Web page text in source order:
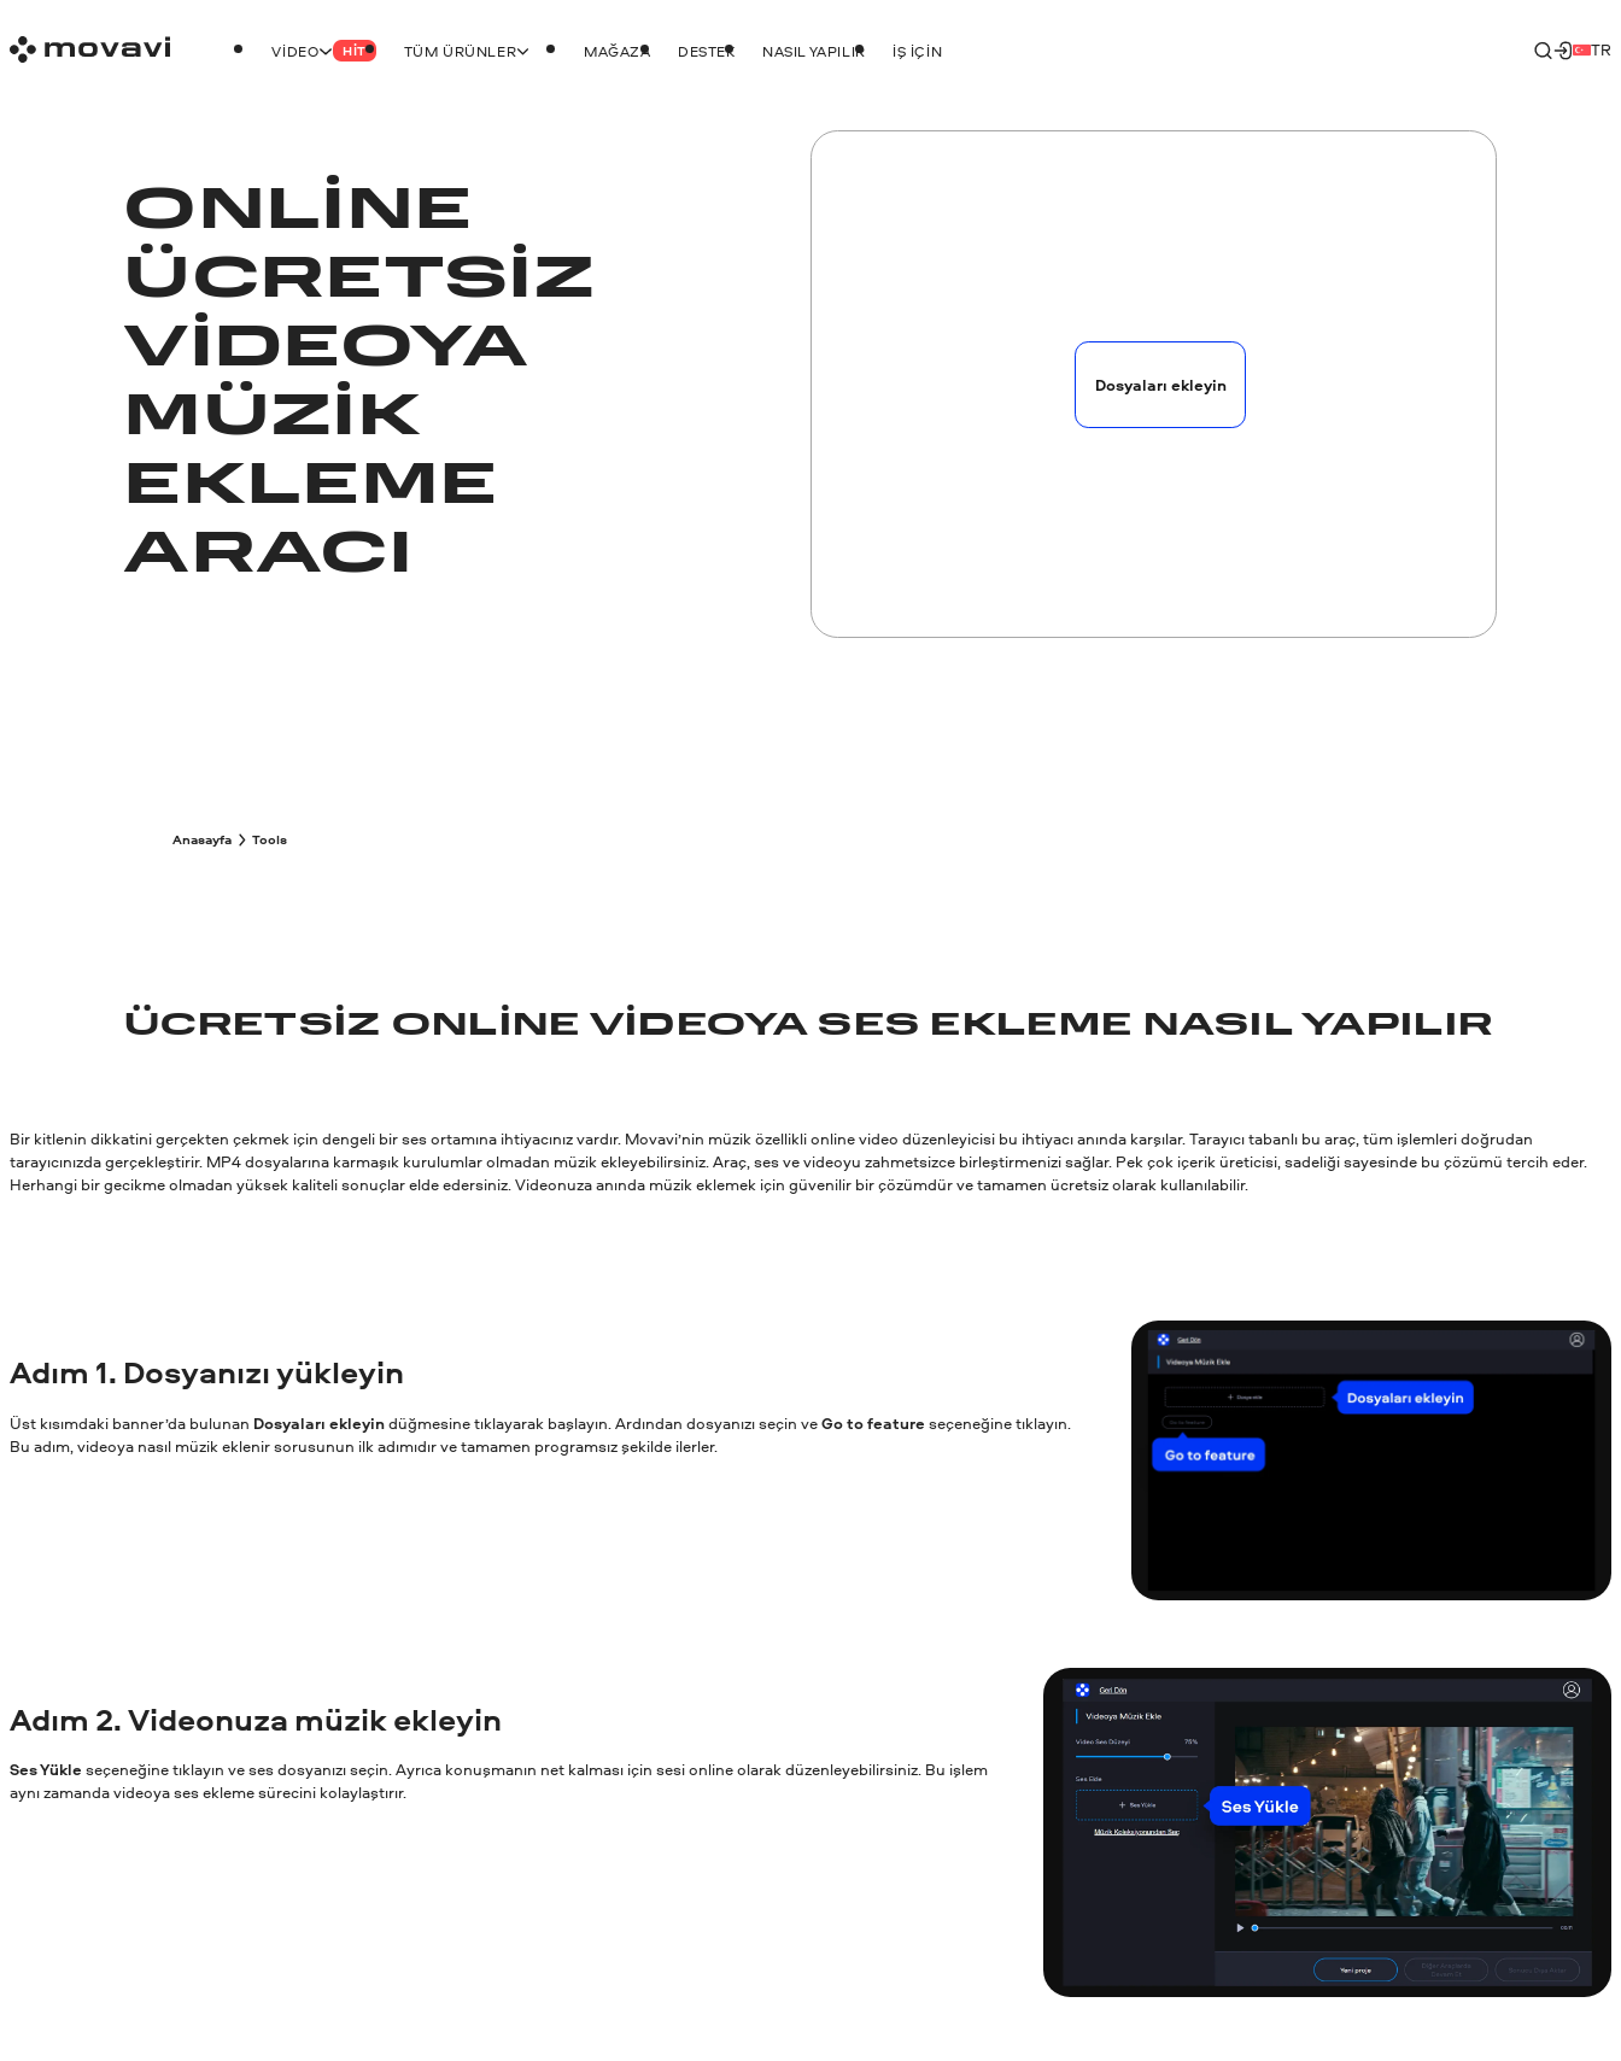
VIDEO HIT TÜM ÜRÜNLER MAĞAZA DESTEK NASIL YAPILIR İŞ IÇIN TR
ONLINE
ÜCRETSIZ
VIDEOYA
MÜZIK
EKLEME
ARACI
Dosyaları ekleyin
Anasayfa Tools
ÜCRETSIZ ONLINE VIDEOYA SES EKLEME NASIL YAPILIR
Bir kitlenin dikkatini gerçekten çekmek için dengeli bir ses ortamına ihtiyacınız vardır. Movavi’nin müzik özellikli online video düzenleyicisi bu ihtiyacı anında karşılar. Tarayıcı tabanlı bu araç, tüm işlemleri doğrudan
tarayıcınızda gerçekleştirir. MP4 dosyalarına karmaşık kurulumlar olmadan müzik ekleyebilirsiniz. Araç, ses ve videoyu zahmetsizce birleştirmenizi sağlar. Pek çok içerik üreticisi, sadeliği sayesinde bu çözümü tercih eder.
Herhangi bir gecikme olmadan yüksek kaliteli sonuçlar elde edersiniz. Videonuza anında müzik eklemek için güvenilir bir çözümdür ve tamamen ücretsiz olarak kullanılabilir.
Adım 1. Dosyanızı yükleyin
Üst kısımdaki banner’da bulunan Dosyaları ekleyindüğmesine tıklayarak başlayın. Ardından dosyanızı seçin veGo to feature seçeneğine tıklayın.
Bu adım, videoya nasıl müzik eklenir sorusunun ilk adımıdır ve tamamen programsız şekilde ilerler.
Adım 2. Videonuza müzik ekleyin
Ses Yükle seçeneğine tıklayın ve ses dosyanızı seçin. Ayrıca konuşmanın net kalması için sesi online olarak düzenleyebilirsiniz. Bu işlem
aynı zamanda videoya ses ekleme sürecini kolaylaştırır.